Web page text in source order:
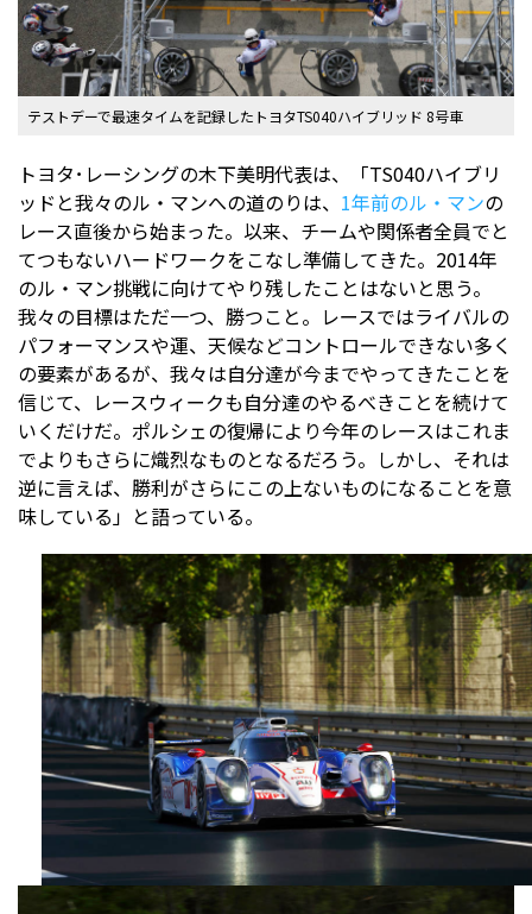
テストデーで最速タイムを記録したトヨタTS040ハイブリッド 8号車
トヨタ･レーシングの木下美明代表は、「TS040ハイブリ
ッドと我々のル・マンへの道のりは、 1年前のル・マンの
レース直後から始まった。以来、チームや関係者全員でと
てつもないハードワークをこなし準備してきた。2014年
のル・マン挑戦に向けてやり残したことはないと思う。
我々の目標はただ一つ、勝つこと。レースではライバルの
パフォーマンスや運、天候などコントロールできない多く
の要素があるが、我々は自分達が今までやってきたことを
信じて、レースウィークも自分達のやるべきことを続けて
いくだけだ。ポルシェの復帰により今年のレースはこれま
でよりもさらに熾烈なものとなるだろう。しかし、それは
逆に言えば、勝利がさらにこの上ないものになることを意
味している」と語っている。